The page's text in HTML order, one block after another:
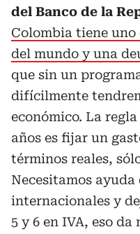
del Banco de la
Colombia tiene
del mundo y una
que sin un
difícilmente
económico. La
años es fijar un
términos reales,
Necesitamos ayuda
internacionales y
5 y 6 en IVA, eso da